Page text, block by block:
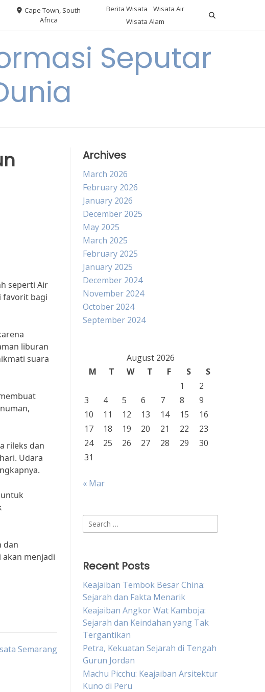
Cape Town, South
Africa
Berita Wisata
Wisata Air
Wisata Alam
Seputar
seperti Air
favorit bagi
liburan
suara
rileks dan
Udara
dan
akan menjadi
Semarang
Archives
March 2026
February 2026
January 2026
December 2025
May 2025
March 2025
February 2025
January 2025
December 2024
November 2024
October 2024
September 2024
August 2026
M
T W T F S
S
1
2
3
4 5 6 7 8
9
10
11 12 13 14 15
16
17
18 19 20 21 22
23
24
25 26 27 28 29
30
31
« Mar
Search
for:
Recent Posts
Keajaiban Tembok Besar China:
Sejarah dan Fakta Menarik
Keajaiban Angkor Wat Kamboja:
Sejarah dan Keindahan yang Tak
Tergantikan
Petra, Kekuatan Sejarah di Tengah
Gurun Jordan
Machu Picchu: Keajaiban Arsitektur
Kuno di Peru